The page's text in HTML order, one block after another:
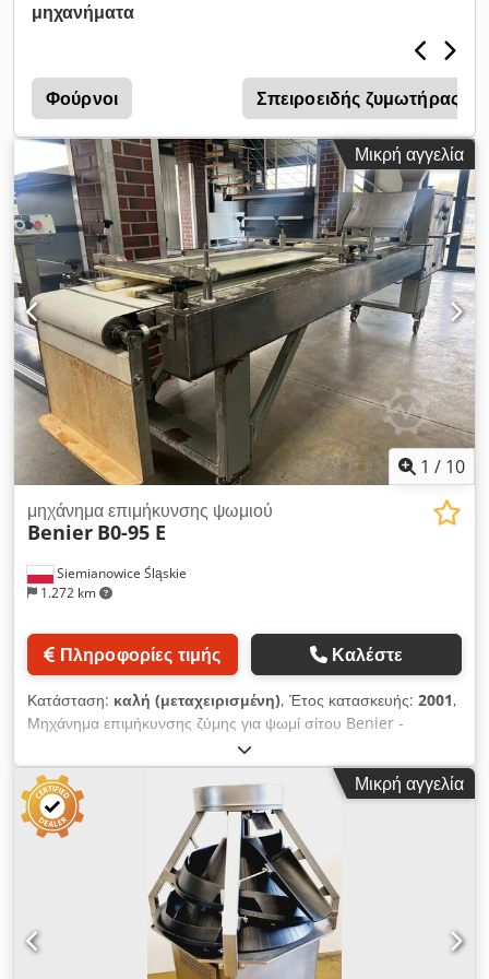
αποθήκη μας (36-068 Bachórz, Πολωνία). Διαθέσιμες
πληρωτέες επιλογές: ανακαίνιση / μεταφορά / εγκατάσταση /
ΑΓΓΛΙΚΆ, ΓΕΡΜΑΝΙΚΆ, ΓΑΛΛΙΚΆ, ΡΩΣΙΚΆ, ΟΥΚΡΑΝΙΚΆ.
Έχουμε πολλούς φούρνους αρτοποιίας στις αποθήκες μας:
φούρνους ραφιού, περιστροφικούς φούρνους, φούρνους
αερίου, φούρνους πετρελαίου, ηλεκτρικούς φούρνους,
διαφόρων εταιρειών. Προσφέρουμε επίσης μηχανήματα,
εξοπλισμό αρτοποιίας, γραμμές κυλίνδρων, γραμμές ψωμιού.
Αν θέλετε να δείτε την πλήρη τρέχουσα γκάμα μας, μεταβείτε
στο προφίλ μας Bakeres.
μηχανήματα
Φούρνοι Σπειροειδής ζυμωτήρας
Μικρή αγγελία
1 / 10
Siemianowice Śląskie
1.272 km
μηχάνημα επιμήκυνσης ψωμιού
Benier B0-95 E
Πληροφορίες τιμής Καλέστε
Κατάσταση: καλή (μεταχειρισμένη), Έτος κατασκευής: 2001,
Μηχάνημα επιμήκυνσης ζύμης για ψωμί σίτου Benier -
μοντέλο B0-95 E - έτος κατασκευής 2001 Djdpfx Aozmva Reh
Eock - μήκος ταινίας επιμήκυνσης: 3 μ - πλάτος ταινίας: 500
χιλ. - μηχάνημα από παραγωγή - τεχνικά σε λειτουργία -
παραλαβή από αποθήκη - τιμή κατόπιν αιτήματος
Μικρή αγγελία